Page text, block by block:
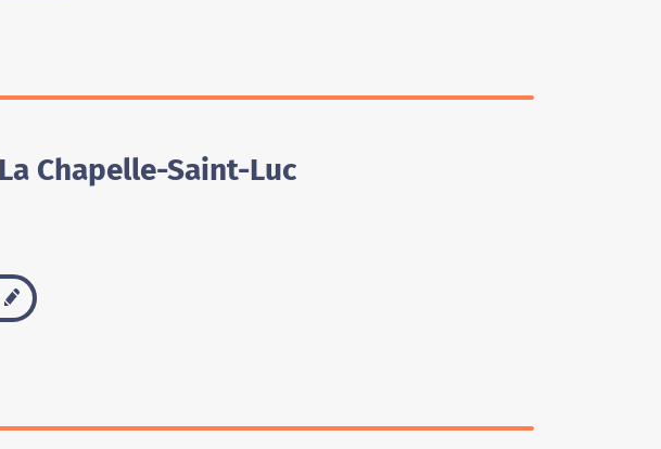
Chapelle-Saint-Luc